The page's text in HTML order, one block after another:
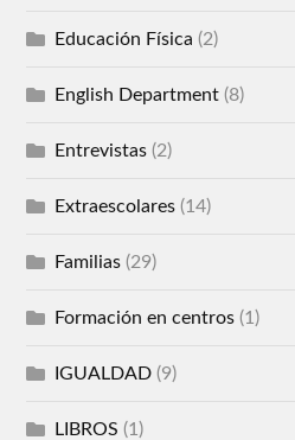
Educación Física (2)
English Department (8)
Entrevistas (2)
Extraescolares (14)
Familias (29)
Formación en centros (1)
IGUALDAD (9)
LIBROS (1)